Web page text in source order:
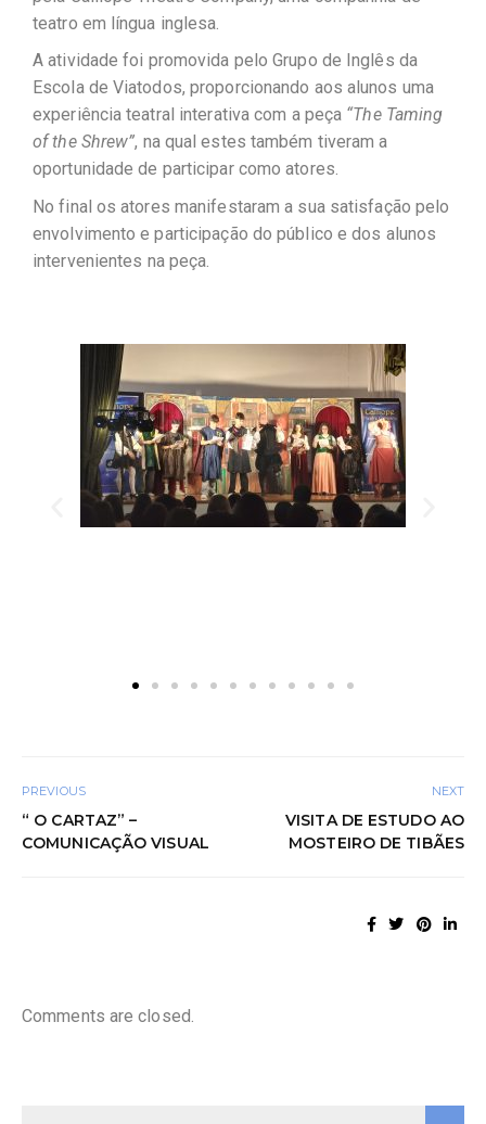
teatro em língua inglesa.
A atividade foi promovida pelo Grupo de Inglês da
Escola de Viatodos, proporcionando aos alunos uma
experiência teatral interativa com a peça “The Taming
of the Shrew”, na qual estes também tiveram a
oportunidade de participar como atores.
No final os atores manifestaram a sua satisfação pelo
envolvimento e participação do público e dos alunos
intervenientes na peça.
PREVIOUS
“ O CARTAZ” –
COMUNICAÇÃO VISUAL
NEXT
VISITA DE ESTUDO AO
MOSTEIRO DE TIBÃES
Comments are closed.